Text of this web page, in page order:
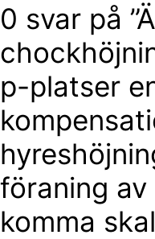
0 svar på
p-platser
föraning av
komma